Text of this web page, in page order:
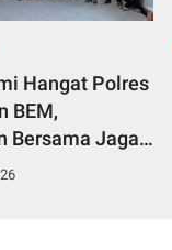
Hangat Polres
BEM,
Bersama Jaga